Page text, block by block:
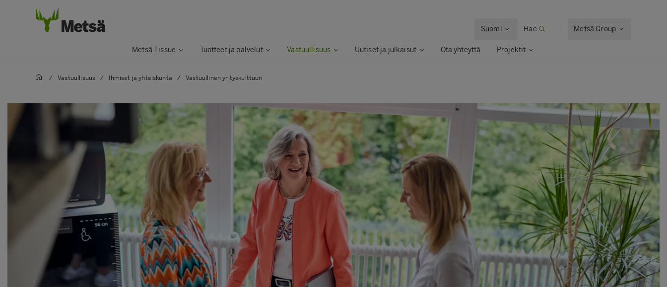
Suomi Hae Metsä Group
Metsä Tissue Tuotteet ja palvelut Vastuullisuus Uutiset ja julkaisut Ota yhteyttä Projektit
/ Vastuullisuus / Ihmiset ja yhteiskunta / Vastuullinen yrityskulttuuri